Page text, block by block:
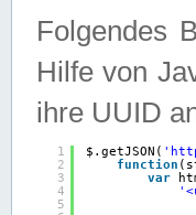
Folgendes
Hilfe von
ihre UUID
1
2
3
4
5
$.getJSON( '
function
var